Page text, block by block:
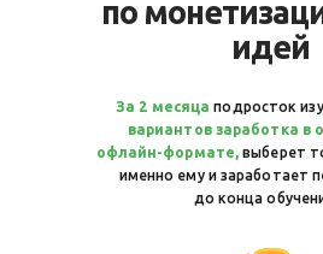
по
идей
За 2 месяца подросток
вариантов заработка в
офлайн-формате, выберет
именно ему и заработает
до конца